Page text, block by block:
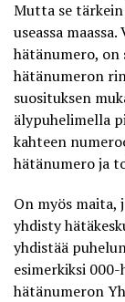
Mutta se
useassa
hätänumero, on
hätänumeron
suosituksen
älypuhelimella
kahteen
hätänumero ja
On myös maita,
yhdisty
yhdistää
esimerkiksi
hätänumeron